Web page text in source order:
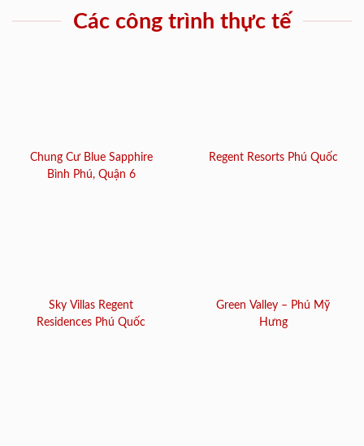
Các công trình thực tế
Chung Cư Blue Sapphire
Bình Phú, Quận 6
Regent Resorts Phú Quốc
Sky Villas Regent
Residences Phú Quốc
Green Valley – Phú Mỹ
Hưng